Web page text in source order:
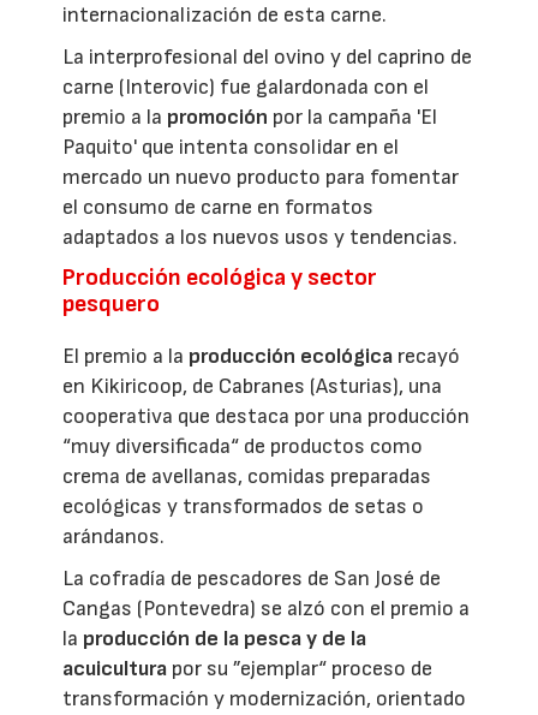
internacionalización de esta carne.
La interprofesional del ovino y del caprino de
carne (Interovic) fue galardonada con el
premio a la promoción por la campaña 'El
Paquito' que intenta consolidar en el
mercado un nuevo producto para fomentar
el consumo de carne en formatos
adaptados a los nuevos usos y tendencias.
Producción ecológica y sector
pesquero
El premio a la producción ecológica recayó
en Kikiricoop, de Cabranes (Asturias), una
cooperativa que destaca por una producción
“muy diversificada“ de productos como
crema de avellanas, comidas preparadas
ecológicas y transformados de setas o
arándanos.
La cofradía de pescadores de San José de
Cangas (Pontevedra) se alzó con el premio a
la producción de la pesca y de la
acuicultura por su ”ejemplar“ proceso de
transformación y modernización, orientado